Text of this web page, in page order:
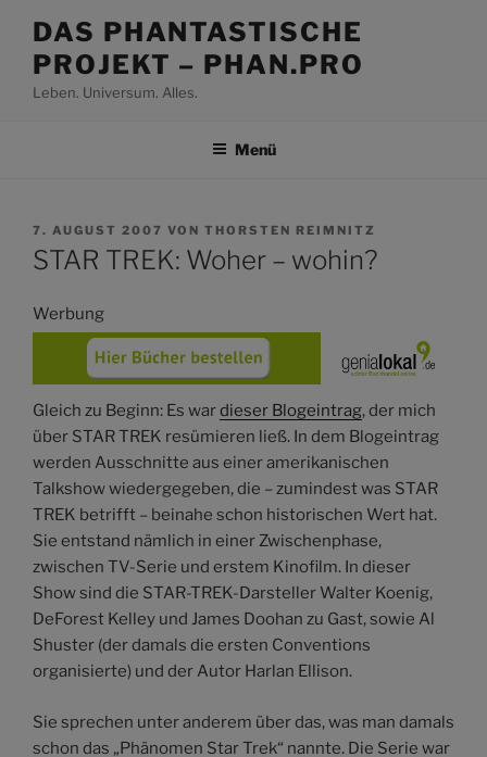
Inhalt
springen
DAS PHANTASTISCHE
PROJEKT – PHAN.PRO
Leben. Universum. Alles.
Menü
VERÖFFENTLICHT
AM
7. AUGUST 2007 VON THORSTEN REIMNITZ
STAR TREK: Woher – wohin?
Werbung
Gleich zu Beginn: Es wardieser Blogeintrag, der mich
über STAR TREK resümieren ließ. In dem Blogeintrag
werden Ausschnitte aus einer amerikanischen
Talkshow wiedergegeben, die – zumindest was STAR
TREK betrifft – beinahe schon historischen Wert hat.
Sie entstand nämlich in einer Zwischenphase,
zwischen TV-Serie und erstem Kinofilm. In dieser
Show sind die STAR-TREK-Darsteller Walter Koenig,
DeForest Kelley und James Doohan zu Gast, sowie Al
Shuster (der damals die ersten Conventions
organisierte) und der Autor Harlan Ellison.
Sie sprechen unter anderem über das, was man damals
schon das „Phänomen Star Trek“ nannte. Die Serie war